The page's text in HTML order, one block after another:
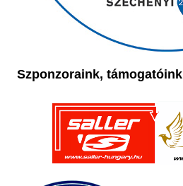
Szponzoraink, támogatóink